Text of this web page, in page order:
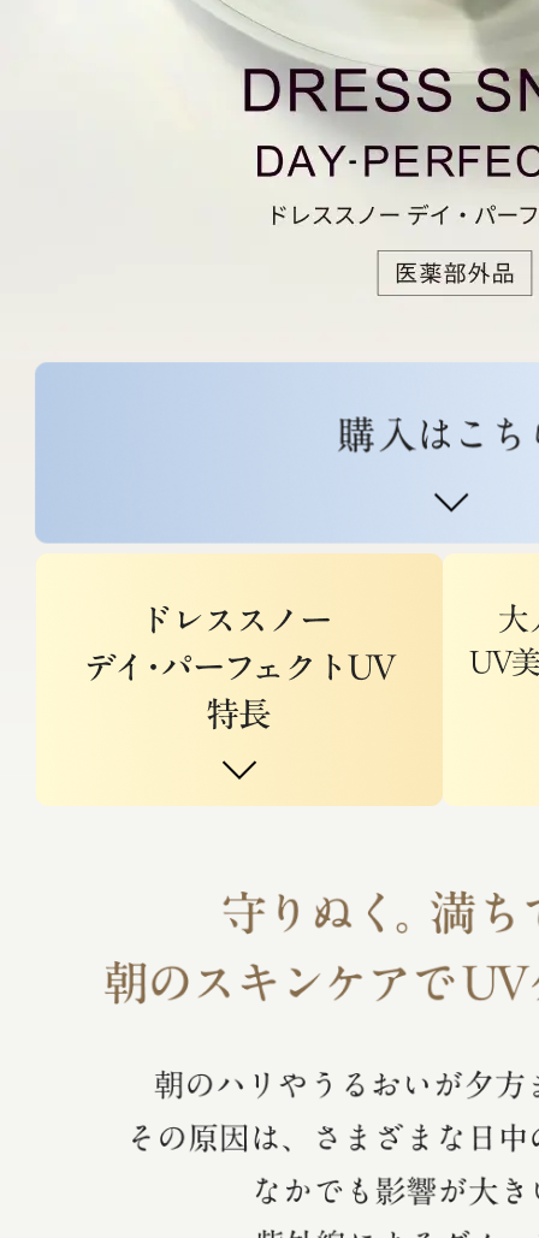
ドレススノー
プリマモイスト
スキンクリア
クレンズオイル
ボディケア
スキンケア